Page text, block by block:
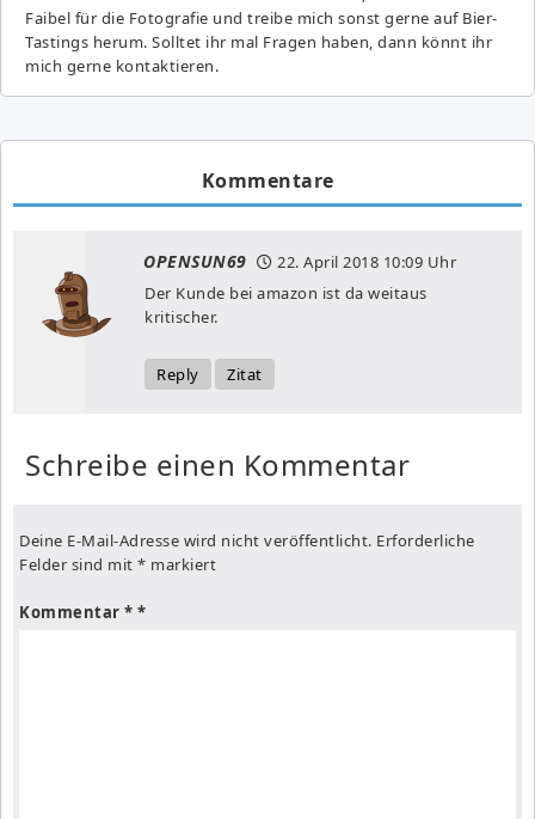
Faibel für die Fotografie und treibe mich sonst gerne auf Bier-
Tastings herum. Solltet ihr mal Fragen haben, dann könnt ihr
mich gerne kontaktieren.
Kommentare
OPENSUN69 22. April 2018 10:09 Uhr
Der Kunde bei amazon ist da weitaus
kritischer.
Reply Zitat
Schreibe einen Kommentar
Deine E-Mail-Adresse wird nicht veröffentlicht. Erforderliche
Felder sind mit * markiert
Kommentar *